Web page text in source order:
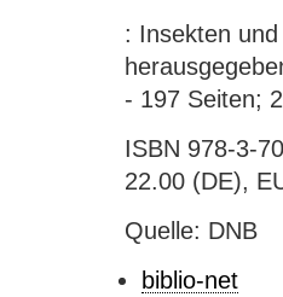
: Insekten
- 197 Seiten;
ISBN 978-3-
22.00 (DE),
Quelle: DNB
biblio-net